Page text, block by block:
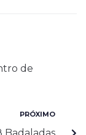
de
PRÓXIMO